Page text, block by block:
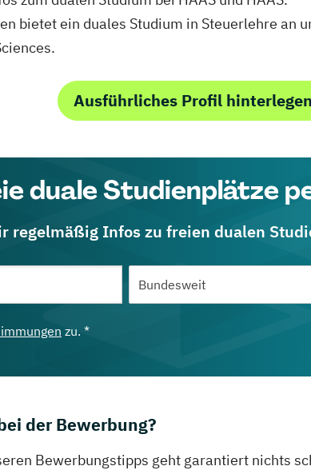
bietet ein duales Studium in Steuerlehre an
Ausführliches Profil hinterlegen
duale Studienplätze
regelmäßig Infos zu freien dualen
zu. *
der Bewerbung?
Bewerbungstipps geht garantiert nichts